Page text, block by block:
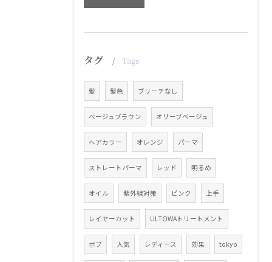
タグ Tags
髪 髪色 ブリーチなし
ベージュブラウン オリーブベージュ
ヘアカラー オレンジ パーマ
ストレートパーマ レッド 明るめ
オイル 紫外線対策 ピンク 上手
レイヤーカット ULTOWAトリートメント
ボブ 人気 レディース 効果 tokyo